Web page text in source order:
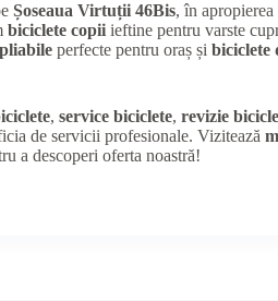
Șoseaua Virtuții 46Bis, în
biciclete copii ieftine pentru varste
perfecte pentru oraș și biciclete
, service biciclete, revizie
de servicii profesionale. Vizitează
a descoperi oferta noastră!